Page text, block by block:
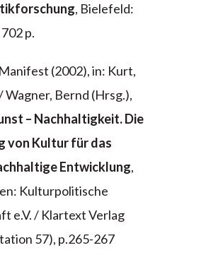
, Bielefeld:
p.
(2002), in: Kurt,
Wagner, Bernd (Hrsg.),
– Nachhaltigkeit. Die
von Kultur für das
Entwicklung,
Kulturpolitische
e.V. / Klartext Verlag
57), p.265-267